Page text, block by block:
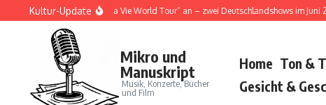
Zum Inhalt springen
Kultur-Update
Cat kündigt „Tour Ma Vie World Tour“ an – zwei Deutschlandshows im Juni 2026
Mikro und
Manuskript
Musik, Konzerte, Bücher
und Film
Home Ton &
Gesicht &